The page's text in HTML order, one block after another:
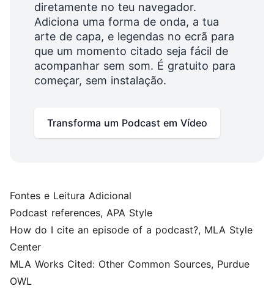
diretamente no teu navegador.
Adiciona uma forma de onda, a tua
arte de capa, e legendas no ecrã para
que um momento citado seja fácil de
acompanhar sem som. É gratuito para
começar, sem instalação.
Transforma um Podcast em Vídeo
Fontes e Leitura Adicional
Podcast references, APA Style
How do I cite an episode of a podcast?, MLA Style
Center
MLA Works Cited: Other Common Sources, Purdue
OWL